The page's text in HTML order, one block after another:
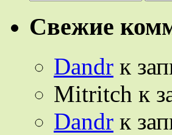
Свежие
Dandr к
Mitritch к
Dandr к